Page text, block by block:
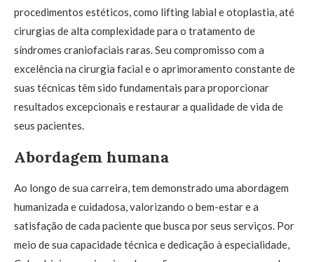
procedimentos estéticos, como lifting labial e otoplastia, até
cirurgias de alta complexidade para o tratamento de
síndromes craniofaciais raras. Seu compromisso com a
excelência na cirurgia facial e o aprimoramento constante de
suas técnicas têm sido fundamentais para proporcionar
resultados excepcionais e restaurar a qualidade de vida de
seus pacientes.
Abordagem humana
Ao longo de sua carreira, tem demonstrado uma abordagem
humanizada e cuidadosa, valorizando o bem-estar e a
satisfação de cada paciente que busca por seus serviços. Por
meio de sua capacidade técnica e dedicação à especialidade,